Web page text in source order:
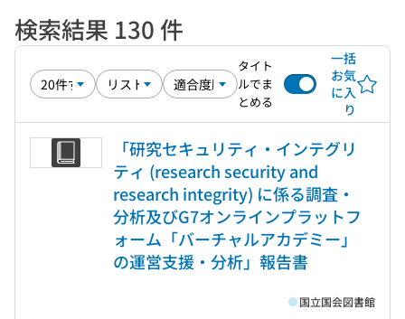
検索結果 130 件
タイト
ルでま
とめる
一括
お気
に入
り
「研究セキュリティ・インテグリ
ティ (research security and
research integrity) に係る調査・
分析及びG7オンラインプラットフ
ォーム「バーチャルアカデミー」
の運営支援・分析」報告書
国立国会図書館